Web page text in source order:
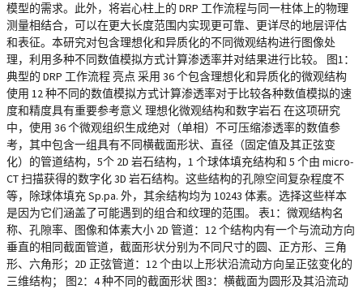
模型的需求。此外，将岩心柱上的 DRP 工作流程与同一柱体上的物理
测量相结合，可以在更大长度范围内实现更可靠、更详尽的地层评估
和表征。本研究对包含理想化和异质化的不同微观结构进行图像处
理，利用多种不同数值模拟方式计算渗透率并对结果进行比较。 图1：
典型的 DRP 工作流程 亮点 采用 36 个包含理想化和异质化的微观结构
使用 12 种不同的数值模拟方式计算渗透率对于比较各种数值模拟的速
度和精度具有重要参考意义 理想化微观结构和数字岩石 在这项研究
中，使用 36 个微观组织生成绝对（单相）不可压缩渗透率的数值参
考，其中包含一组具有不同横截面形状、直径（固定值及其正弦变
化）的管道结构，5个 2D 岩石结构，1 个球体填充结构和 5 个由 micro-
CT 扫描获得的数字化 3D 岩石结构。这些结构的孔隙空间复杂程度不
等，除球体填充 Sp.pa. 外，其余结构均为 10243 体素。选择这些样本
是因为它们涵盖了可能遇到的组合和纹理的范围。 表1：微观结构名
称、孔隙率、图像和体素大小 2D 管道：12 个结构内有一个与流动方向
垂直的相同截面管道，截面形状分别为不同尺寸的圆、正方形、三角
形、六角形；2D 正弦管道：12 个由以上形状沿流动方向呈正弦变化的
三维结构； 图2：4 种不同的截面形状 图3：横截面为圆形及其沿流动